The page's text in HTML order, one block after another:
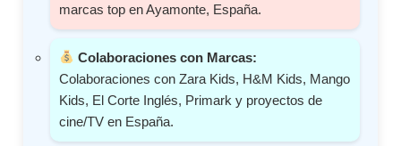
marcas top en Ayamonte, España.
Colaboraciones con Marcas:
Colaboraciones con Zara Kids, H&M Kids, Mango
Kids, El Corte Inglés, Primark y proyectos de
cine/TV en España.